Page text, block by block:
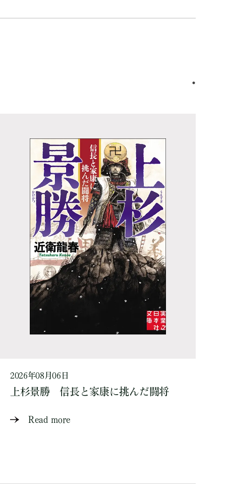
2026年08月06日
上杉景勝 信長と家康に挑んだ闘将
Read more